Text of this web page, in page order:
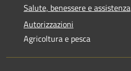
Salute, benessere e assistenza
Autorizzazioni
Agricoltura e pesca